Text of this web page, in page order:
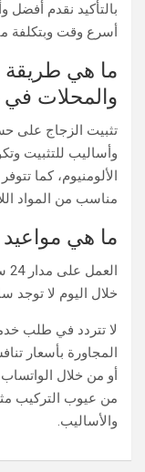
بالتأكيد نقدم
أسرع وقت وبتكلفة
ما هي طريقة
والمحلات
تثبيت الزجاج على
وأساليب للتثبيت
الألومنيوم، كما
مناسب من المواد
ما هي
خلال اليوم لا
لا تتردد في طلب
أو من خلال
من عيوب التركيب
والأساليب.